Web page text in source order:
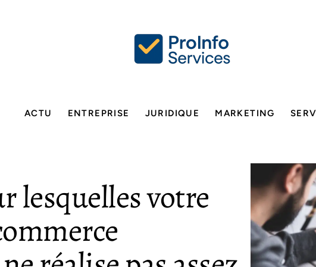
ACTU ENTREPRISE JURIDIQUE MARKETING
lesquelles votre